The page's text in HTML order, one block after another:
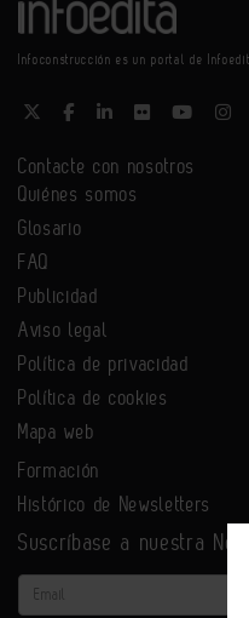
Infoconstrucción es un portal de
Contacte con nosotros
Quiénes somos
Glosario
FAQ
Publicidad
Aviso legal
Política de privacidad
Política de cookies
Mapa web
Formación
Histórico de Newsletters
Suscríbase a nuestra
Email